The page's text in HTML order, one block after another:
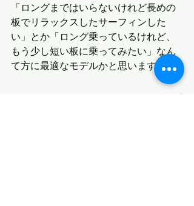
「ロングまではいらないけれど長めの
板でリラックスしたサーフィンした
い」とか「ロング乗っているけれど、
もう少し短い板に乗ってみたい」なん
て方に最適なモデルかと思います。
すべて表示